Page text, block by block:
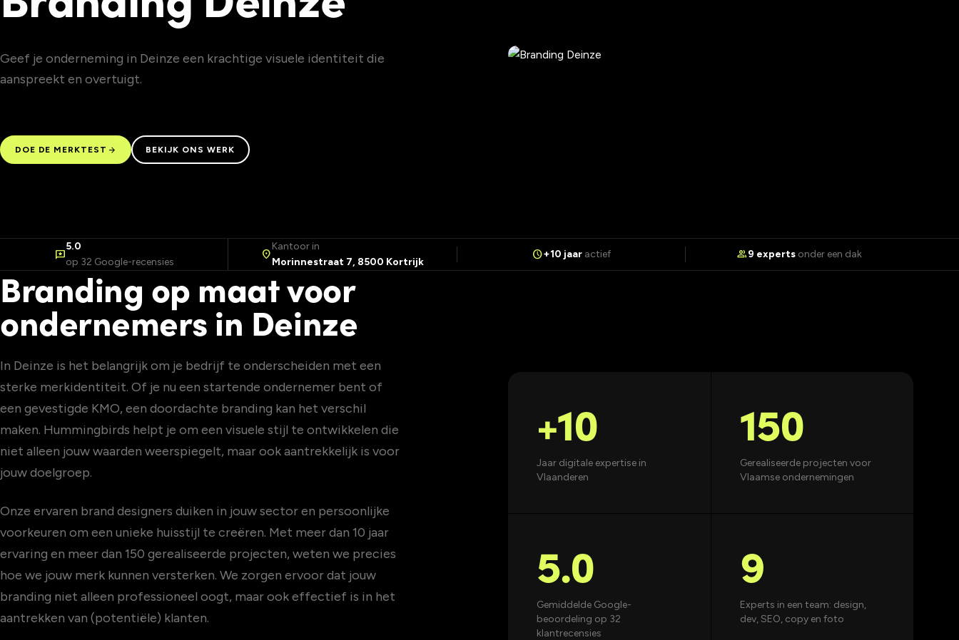
Geef je onderneming in Deinze een krachtige visuele identiteit die
aanspreekt en overtuigt.
DOE DE MERKTEST arrow_forward BEKIJK ONS WERK
reviews
5.0
op 32 Google-recensies
location_on
Kantoor in
Morinnestraat 7, 8500 Kortrijk
schedule+10 jaaractief group9 experts onder een dak
Branding op maat voor
ondernemers in Deinze
In Deinze is het belangrijk om je bedrijf te onderscheiden met een
sterke merkidentiteit. Of je nu een startende ondernemer bent of
een gevestigde KMO, een doordachte branding kan het verschil
maken. Hummingbirds helpt je om een visuele stijl te ontwikkelen die
niet alleen jouw waarden weerspiegelt, maar ook aantrekkelijk is voor
jouw doelgroep.
Onze ervaren brand designers duiken in jouw sector en persoonlijke
voorkeuren om een unieke huisstijl te creëren. Met meer dan 10 jaar
ervaring en meer dan 150 gerealiseerde projecten, weten we precies
hoe we jouw merk kunnen versterken. We zorgen ervoor dat jouw
branding niet alleen professioneel oogt, maar ook effectief is in het
aantrekken van (potentiële) klanten.
+10
Jaar digitale expertise in
Vlaanderen
150
Gerealiseerde projecten voor
Vlaamse ondernemingen
5.0
Gemiddelde Google-
beoordeling op 32
klantrecensies
9
Experts in een team: design,
dev, SEO, copy en foto